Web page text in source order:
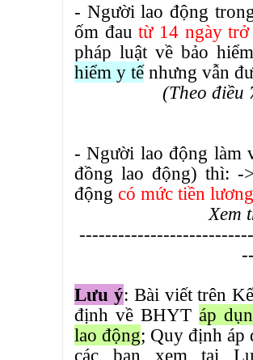
- Người lao động
ốm đautừ 14 ngày
pháp luật về bảo
hiểm y tếnhưng vẫn
(Theo điều
- Người lao động làm
đồng lao động) thì: -
động có mức tiền
Xem
Lưu ý: Bài viết trên
định về BHYT áp
lao động; Quy định áp
các bạn xem tại